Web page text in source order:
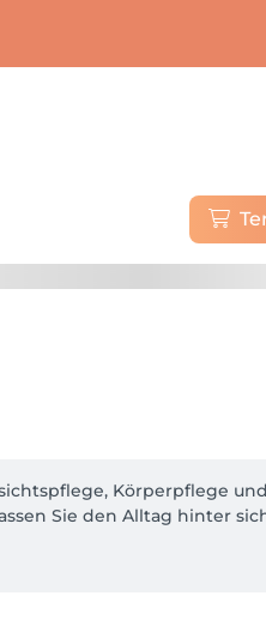
Körperpflege
Sie den Alltag hinter